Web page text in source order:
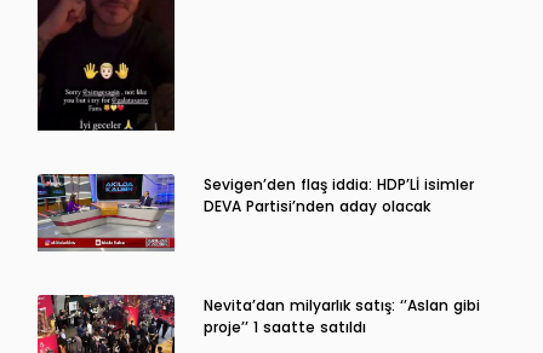
Sevigen’den flaş iddia: HDP’Lİ isimler
DEVA Partisi’nden aday olacak
Nevita’dan milyarlık satış: ‘’Aslan gibi
proje’’ 1 saatte satıldı